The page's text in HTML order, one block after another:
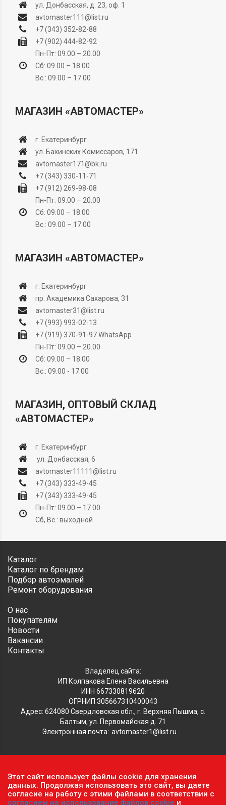
ул. Донбасская, д. 23, оф. 1
avtomaster111@list.ru
+7 (343) 352-82-88
+7 (902) 444-82-92
Пн-Пт: 09.00 – 20.00
Сб: 09.00 – 18.00
Вс.: 09.00 – 17.00
МАГАЗИН «АВТОМАСТЕР»
г. Екатеринбург
ул. Бакинских Комиссаров, 171
avtomaster171@bk.ru
+7 (343) 330-11-71
+7 (912) 269-98-08
Пн-Пт: 09.00 – 20.00
Сб: 09.00 – 18.00
Вс.: 09.00 – 17.00
МАГАЗИН «АВТОМАСТЕР»
г. Екатеринбург
пр. Академика Сахарова, 31
avtomaster31@list.ru
+7 (993) 993-02-13
+7 (919) 370-91-97WhatsApp
Пн-Пт: 09.00 – 20.00
Сб: 09.00 – 18.00
Вс.: 09.00 - 17.00
МАГАЗИН, ОПТОВЫЙ СКЛАД
«АВТОМАСТЕР»
г. Екатеринбург
ул. Донбасская, 6
avtomaster11111@list.ru
+7 (343) 333-49-45
+7 (343) 333-49-45
Пн-Пт: 09.00 – 17.00
Сб, Вс.: выходной
Каталог
Каталог по брендам
Подбор автоэмалей
Ремонт оборудования
О нас
Покупателям
Новости
Вакансии
Контакты
Владелец сайта:
ИП Колпакова Елена Васильевна
ИНН 667330819620
ОГРНИП 305667310400043
Адрес: 624080 Свердловская обл., г. Верхняя Пышма, с.
Балтым, ул. Первомайская д. 71
Электронная почта: avtomaster1@list.ru
Обратите внимание, что данный сайт носит исключительно
информационный характер и ни при каких условиях не
является публичной офертой, определяемой положениями ч.2
ст. 437 Гражданского кодекса РФ.Политика
Этот сайт использует файлы cookie для хранения
данных. Продолжая использовать это сайт, вы даете
согласие на работу с этими файлами в соответствии с
согласием на использование файлов cookie и